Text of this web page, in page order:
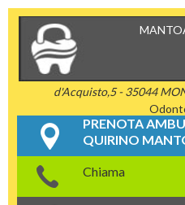
d'Acquisto,5 - 35044
PRENOTA
QUIRINO
Chiama